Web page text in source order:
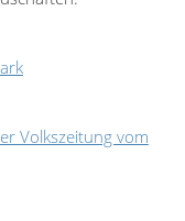
Volkszeitung vom